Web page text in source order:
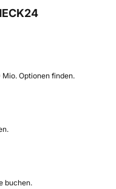
Optionen finden.
buchen.